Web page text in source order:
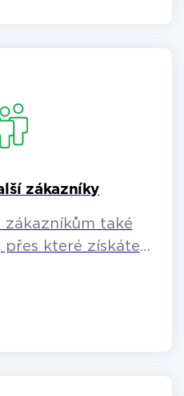
zákazníky
zákazníkům také
přes které získáte